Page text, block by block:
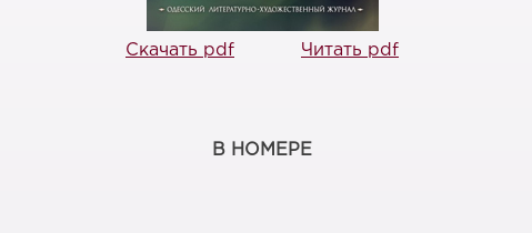
Скачать pdf Читать pdf
В НОМЕРЕ